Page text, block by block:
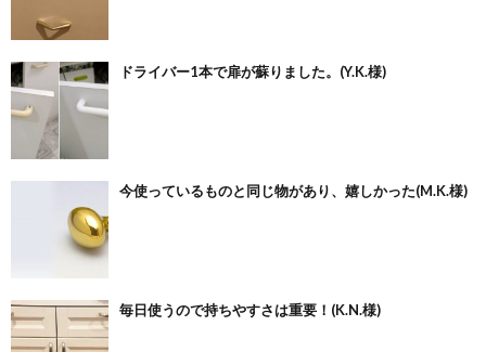
ドライバー1本で扉が蘇りました。(Y.K.様)
今使っているものと同じ物があり、嬉しかった(M.K.様)
毎日使うので持ちやすさは重要！(K.N.様)